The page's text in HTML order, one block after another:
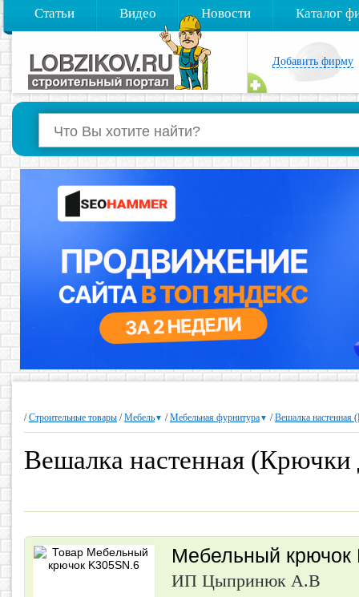
Статьи Видео Новости Каталог
Добавить фирму
/Строительные товары /Мебель▼ /Мебельная фурнитура▼ /Вешалка настенная
Вешалка настенная (Крючки
Мебельный крючок
ИП Цыпринюк А.В